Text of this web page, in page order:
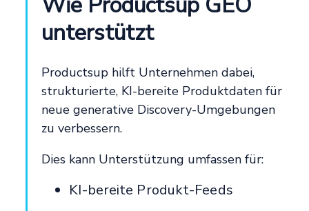
unterstützt
Productsup hilft Unternehmen dabei,
strukturierte, KI-bereite Produktdaten für
neue generative Discovery-Umgebungen
zu verbessern.
Dies kann Unterstützung umfassen für:
KI-bereite Produkt-Feeds